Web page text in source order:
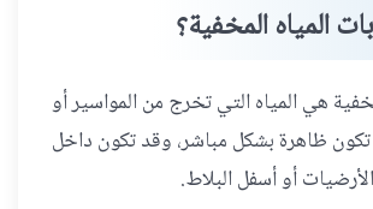
المياه المخفية؟
هي المياه التي تخرج من المواسير أو
ظاهرة بشكل مباشر، وقد تكون داخل
أو أسفل البلاط.